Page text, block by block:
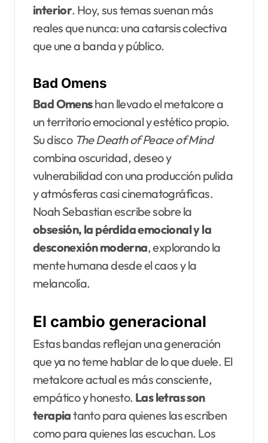
interior. Hoy, sus temas suenan más
reales que nunca: una catarsis colectiva
que une a banda y público.
Bad Omens
Bad Omenshan llevado el metalcore a
un territorio emocional y estético propio.
Su disco The Death of Peace of Mind
combina oscuridad, deseo y
vulnerabilidad con una producción pulida
y atmósferas casi cinematográficas.
Noah Sebastian escribe sobre la
obsesión, la pérdida emocional y la
desconexión moderna, explorando la
mente humana desde el caos y la
melancolía.
El cambio generacional
Estas bandas reflejan una generación
que ya no teme hablar de lo que duele. El
metalcore actual es más consciente,
empático y honesto. Las letras son
terapiatanto para quienes las escriben
como para quienes las escuchan. Los